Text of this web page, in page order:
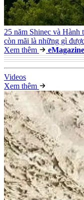
25 năm Shinec và
còn mãi là những gì
Xem thêm
eMagazine
Videos
Xem thêm